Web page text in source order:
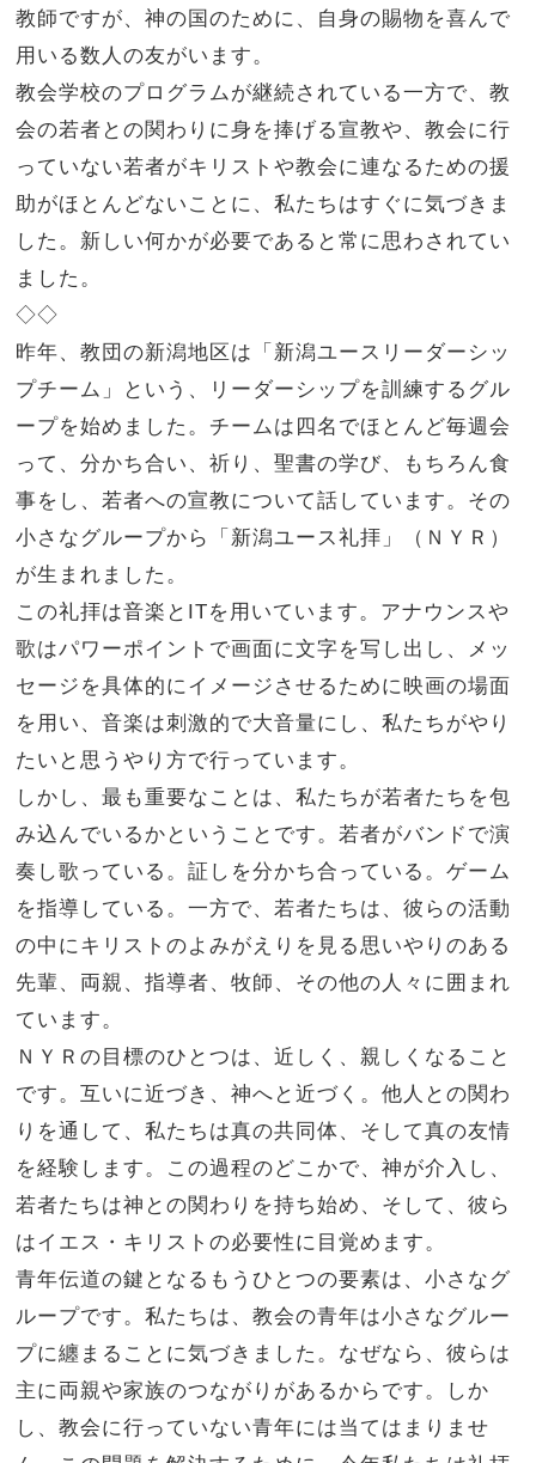
教師ですが、神の国のために、自身の賜物を喜んで
用いる数人の友がいます。
教会学校のプログラムが継続されている一方で、教
会の若者との関わりに身を捧げる宣教や、教会に行
っていない若者がキリストや教会に連なるための援
助がほとんどないことに、私たちはすぐに気づきま
した。新しい何かが必要であると常に思わされてい
ました。
◇◇
昨年、教団の新潟地区は「新潟ユースリーダーシッ
プチーム」という、リーダーシップを訓練するグル
ープを始めました。チームは四名でほとんど毎週会
って、分かち合い、祈り、聖書の学び、もちろん食
事をし、若者への宣教について話しています。その
小さなグループから「新潟ユース礼拝」（ＮＹＲ）
が生まれました。
この礼拝は音楽とITを用いています。アナウンスや
歌はパワーポイントで画面に文字を写し出し、メッ
セージを具体的にイメージさせるために映画の場面
を用い、音楽は刺激的で大音量にし、私たちがやり
たいと思うやり方で行っています。
しかし、最も重要なことは、私たちが若者たちを包
み込んでいるかということです。若者がバンドで演
奏し歌っている。証しを分かち合っている。ゲーム
を指導している。一方で、若者たちは、彼らの活動
の中にキリストのよみがえりを見る思いやりのある
先輩、両親、指導者、牧師、その他の人々に囲まれ
ています。
ＮＹＲの目標のひとつは、近しく、親しくなること
です。互いに近づき、神へと近づく。他人との関わ
りを通して、私たちは真の共同体、そして真の友情
を経験します。この過程のどこかで、神が介入し、
若者たちは神との関わりを持ち始め、そして、彼ら
はイエス・キリストの必要性に目覚めます。
青年伝道の鍵となるもうひとつの要素は、小さなグ
ループです。私たちは、教会の青年は小さなグルー
プに纏まることに気づきました。なぜなら、彼らは
主に両親や家族のつながりがあるからです。しか
し、教会に行っていない青年には当てはまりませ